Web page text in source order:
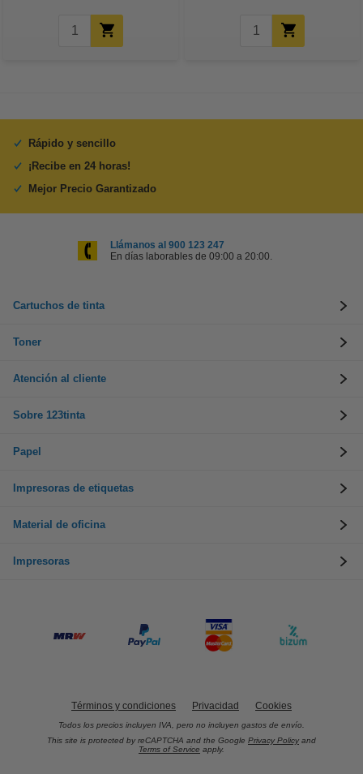
Rápido y sencillo
¡Recibe en 24 horas!
Mejor Precio Garantizado
Llámanos al 900 123 247
En días laborables de 09:00 a 20:00.
Cartuchos de tinta
Toner
Atención al cliente
Sobre 123tinta
Papel
Impresoras de etiquetas
Material de oficina
Impresoras
Términos y condiciones Privacidad Cookies
Todos los precios incluyen IVA, pero no incluyen gastos de envío.
This site is protected by reCAPTCHA and the Google Privacy Policy and
Terms of Service apply.